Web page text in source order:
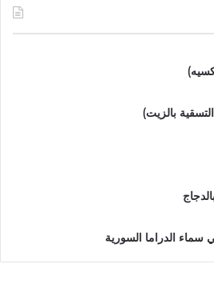
بالزيت)
الدراما السورية